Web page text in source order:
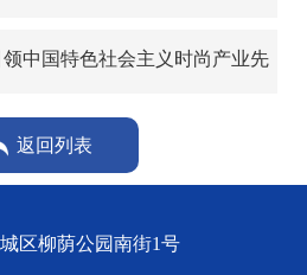
中国特色社会主义时尚产业先
返回列表
区柳荫公园南街1号